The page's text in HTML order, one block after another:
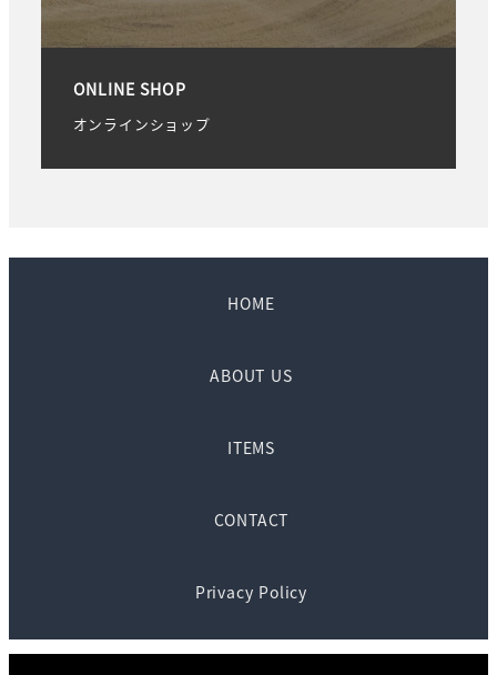
ONLINE SHOP
オンラインショップ
HOME
ABOUT US
ITEMS
CONTACT
Privacy Policy